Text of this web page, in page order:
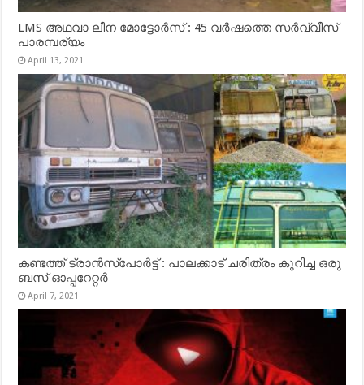
LMS അഥവാ ലീന മോട്ടോർസ് : 45 വർഷത്തെ സർവ്വീസ്
പാരമ്പര്യം
April 13, 2021
കണ്ടത്ത് ട്രാൻസ്‌പോർട്ട് : പാലക്കാട് ചരിത്രം കുറിച്ച ഒരു
ബസ് ഓപ്പറേറ്റർ
April 7, 2021